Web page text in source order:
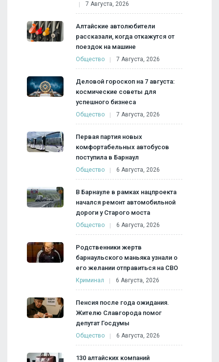
7 Августа, 2026
Алтайские автолюбители
рассказали, когда откажутся от
поездок на машине
Общество 7 Августа, 2026
Деловой гороскоп на 7 августа:
космические советы для
успешного бизнеса
Общество 7 Августа, 2026
Первая партия новых
комфортабельных автобусов
поступила в Барнаул
Общество 6 Августа, 2026
В Барнауле в рамках нацпроекта
начался ремонт автомобильной
дороги у Старого моста
Общество 6 Августа, 2026
Родственники жертв
барнаульского маньяка узнали о
его желании отправиться на СВО
Криминал 6 Августа, 2026
Пенсия после года ожидания.
Жителю Славгорода помог
депутат Госдумы
Общество 6 Августа, 2026
130 алтайских компаний